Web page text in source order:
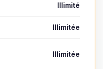
Illimité
Illimitée
Illimitée